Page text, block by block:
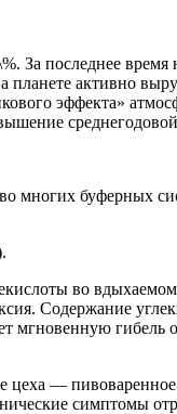
За последнее время
планете активно
эффекта»
многих буферных
во
Содержание
мгновенную гибель
цеха — пивоваренное
симптомы